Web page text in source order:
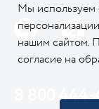
8 800
Мы используем
нашим сайтом.
согласие на